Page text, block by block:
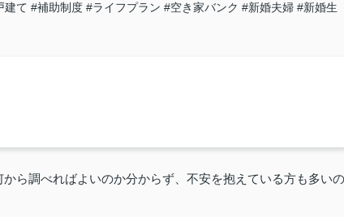
建て #補助制度 #ライフプラン #空き家バンク #新婚夫婦 #新婚生
ら調べればよいのか分からず、不安を抱えている方も多いの